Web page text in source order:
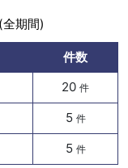
期間)
件数
20 件
5 件
5 件